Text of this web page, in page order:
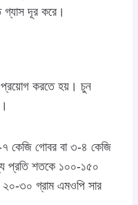
গ্যাস দূর করে।
প্রয়োগ করতে হয়। চুন
কেজি গোবর বা ৩-৪ কেজি
প্রতি শতকে ১০০-১৫০
২০-৩০ গ্রাম এমওপি সার